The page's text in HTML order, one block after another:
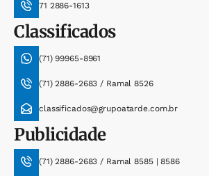
71 2886-1613
Classificados
(71) 99965-8961
(71) 2886-2683 / Ramal 8526
classificados@grupoatarde.com.br
Publicidade
(71) 2886-2683 / Ramal 8585 | 8586